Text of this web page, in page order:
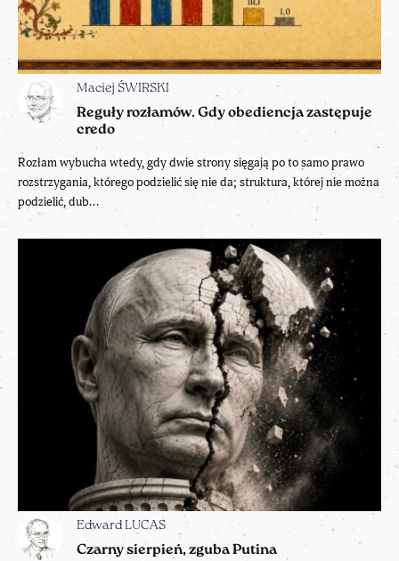
Maciej ŚWIRSKI
Reguły rozłamów. Gdy obediencja zastępuje
credo
Rozłam wybucha wtedy, gdy dwie strony sięgają po to samo prawo
rozstrzygania, którego podzielić się nie da; struktura, której nie można
podzielić, dub...
Edward LUCAS
Czarny sierpień, zguba Putina